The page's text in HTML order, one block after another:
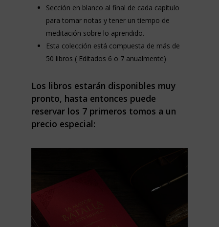
Sección en blanco al final de cada capítulo
para tomar notas y tener un tiempo de
meditación sobre lo aprendido.
Esta colección está compuesta de más de
50 libros ( Editados 6 o 7 anualmente)
Los libros estarán disponibles muy
pronto, hasta entonces puede
reservar los 7 primeros tomos a un
precio especial: